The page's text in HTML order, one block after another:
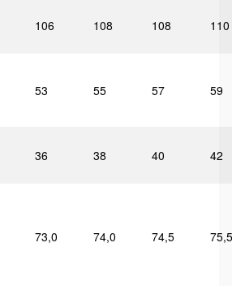
106 108 108 110
53 55 57 59
36 38 40 42
73,0 74,0 74,5 75,5